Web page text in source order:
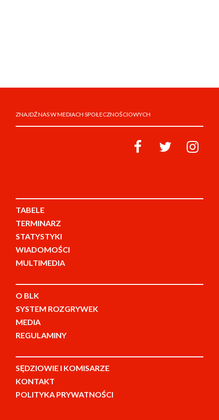
ZNAJDŹ NAS W MEDIACH SPOŁECZNOŚCIOWYCH
TABELE
TERMINARZ
STATYSTYKI
WIADOMOŚCI
MULTIMEDIA
O BLK
SYSTEM ROZGRYWEK
MEDIA
REGULAMINY
SĘDZIOWIE I KOMISARZE
KONTAKT
POLITYKA PRYWATNOŚCI